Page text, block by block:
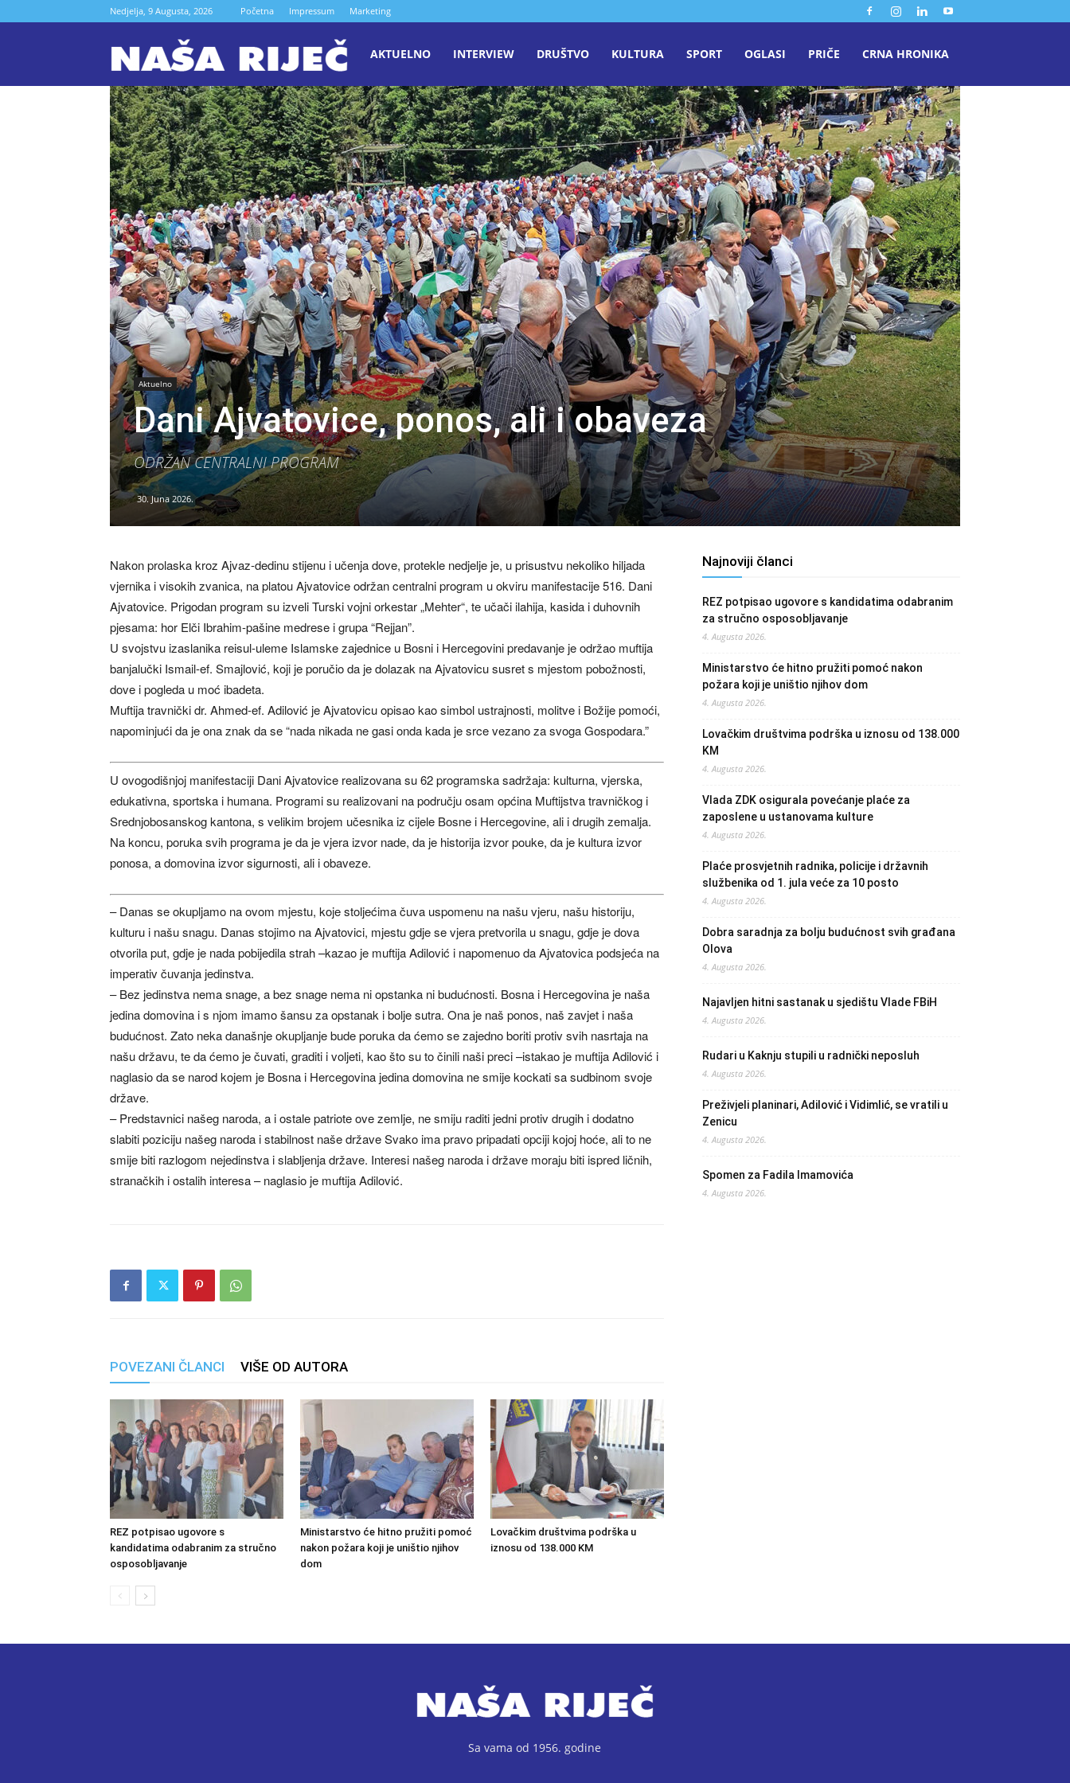
Nedjelja, 9 Augusta, 2026 Početna Impressum Marketing
Naša
riječ
Zenica
AKTUELNO INTERVIEW DRUŠTVO KULTURA SPORT OGLASI PRIČE CRNA HRONIKA
Aktuelno
Dani Ajvatovice, ponos, ali i obaveza
ODRŽAN CENTRALNI PROGRAM
30. Juna 2026.
Nakon prolaska kroz Ajvaz-dedinu stijenu i učenja dove, protekle nedjelje je, u prisustvu nekoliko hiljada
vjernika i visokih zvanica, na platou Ajvatovice održan centralni program u okviru manifestacije 516. Dani
Ajvatovice. Prigodan program su izveli Turski vojni orkestar „Mehter“, te učači ilahija, kasida i duhovnih
pjesama: hor Elči Ibrahim-pašine medrese i grupa “Rejjan”.
U svojstvu izaslanika reisul-uleme Islamske zajednice u Bosni i Hercegovini predavanje je održao muftija
banjalučki Ismail-ef. Smajlović, koji je poručio da je dolazak na Ajvatovicu susret s mjestom pobožnosti,
dove i pogleda u moć ibadeta.
Muftija travnički dr. Ahmed-ef. Adilović je Ajvatovicu opisao kao simbol ustrajnosti, molitve i Božije pomoći,
napominjući da je ona znak da se “nada nikada ne gasi onda kada je srce vezano za svoga Gospodara.”
U ovogodišnjoj manifestaciji Dani Ajvatovice realizovana su 62 programska sadržaja: kulturna, vjerska,
edukativna, sportska i humana. Programi su realizovani na području osam općina Muftijstva travničkog i
Srednjobosanskog kantona, s velikim brojem učesnika iz cijele Bosne i Hercegovine, ali i drugih zemalja.
Na koncu, poruka svih programa je da je vjera izvor nade, da je historija izvor pouke, da je kultura izvor
ponosa, a domovina izvor sigurnosti, ali i obaveze.
– Danas se okupljamo na ovom mjestu, koje stoljećima čuva uspomenu na našu vjeru, našu historiju,
kulturu i našu snagu. Danas stojimo na Ajvatovici, mjestu gdje se vjera pretvorila u snagu, gdje je dova
otvorila put, gdje je nada pobijedila strah –kazao je muftija Adilović i napomenuo da Ajvatovica podsjeća na
imperativ čuvanja jedinstva.
– Bez jedinstva nema snage, a bez snage nema ni opstanka ni budućnosti. Bosna i Hercegovina je naša
jedina domovina i s njom imamo šansu za opstanak i bolje sutra. Ona je naš ponos, naš zavjet i naša
budućnost. Zato neka današnje okupljanje bude poruka da ćemo se zajedno boriti protiv svih nasrtaja na
našu državu, te da ćemo je čuvati, graditi i voljeti, kao što su to činili naši preci –istakao je muftija Adilović i
naglasio da se narod kojem je Bosna i Hercegovina jedina domovina ne smije kockati sa sudbinom svoje
države.
– Predstavnici našeg naroda, a i ostale patriote ove zemlje, ne smiju raditi jedni protiv drugih i dodatno
slabiti poziciju našeg naroda i stabilnost naše države Svako ima pravo pripadati opciji kojoj hoće, ali to ne
smije biti razlogom nejedinstva i slabljenja države. Interesi našeg naroda i države moraju biti ispred ličnih,
stranačkih i ostalih interesa – naglasio je muftija Adilović.
POVEZANI ČLANCI VIŠE OD AUTORA
REZ potpisao ugovore s
kandidatima odabranim za stručno
osposobljavanje
Ministarstvo će hitno pružiti pomoć
nakon požara koji je uništio njihov
dom
Lovačkim društvima podrška u
iznosu od 138.000 KM
Najnoviji članci
REZ potpisao ugovore s kandidatima odabranim
za stručno osposobljavanje
4. Augusta 2026.
Ministarstvo će hitno pružiti pomoć nakon
požara koji je uništio njihov dom
4. Augusta 2026.
Lovačkim društvima podrška u iznosu od 138.000
KM
4. Augusta 2026.
Vlada ZDK osigurala povećanje plaće za
zaposlene u ustanovama kulture
4. Augusta 2026.
Plaće prosvjetnih radnika, policije i državnih
službenika od 1. jula veće za 10 posto
4. Augusta 2026.
Dobra saradnja za bolju budućnost svih građana
Olova
4. Augusta 2026.
Najavljen hitni sastanak u sjedištu Vlade FBiH
4. Augusta 2026.
Rudari u Kaknju stupili u radnički neposluh
4. Augusta 2026.
Preživjeli planinari, Adilović i Vidimlić, se vratili u
Zenicu
4. Augusta 2026.
Spomen za Fadila Imamovića
4. Augusta 2026.
Sa vama od 1956. godine